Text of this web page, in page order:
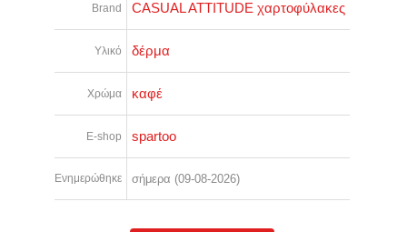
Brand CASUAL ATTITUDE χαρτοφύλακες
Υλικό δέρμα
Χρώμα καφέ
E-shop spartoo
Ενημερώθηκε σήμερα (09-08-2026)